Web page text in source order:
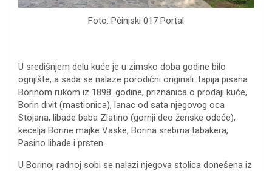
Foto: Pčinjski 017 Portal
U središnjem delu kuće je u zimsko doba godine bilo
ognjište, a sada se nalaze porodični originali: tapija pisana
Borinom rukom iz 1898. godine, priznanica o prodaji kuće,
Borin divit (mastionica), lanac od sata njegovog oca
Stojana, libade baba Zlatino (gornji deo ženske odeće),
kecelja Borine majke Vaske, Borina srebrna tabakera,
Pasino libade i prsten.
U Borinoj radnoj sobi se nalazi njegova stolica donešena iz